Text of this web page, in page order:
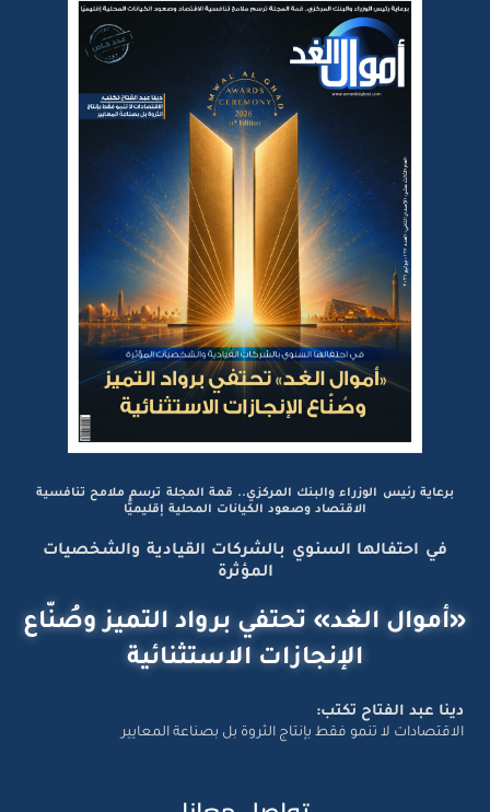
برعاية رئيس الوزراء والبنك المركزي.. قمة المجلة ترسم ملامح تنافسية
الاقتصاد وصعود الكيانات المحلية إقليميًّا
في احتفالها السنوي بالشركات القيادية والشخصيات
المؤثرة
«أموال الغد» تحتفي برواد التميز وصُنّاع
الإنجازات الاستثنائية
دينا عبد الفتاح تكتب:
الاقتصادات لا تنمو فقط بإنتاج الثروة بل بصناعة المعايير